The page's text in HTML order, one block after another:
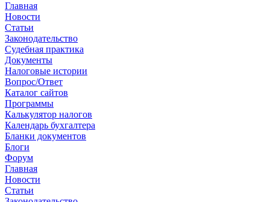
Главная
Новости
Cтатьи
Законодательство
Судебная практика
Документы
Налоговые истории
Вопрос/Ответ
Каталог сайтов
Программы
Калькулятор налогов
Календарь бухгалтера
Бланки документов
Блоги
Форум
Главная
Новости
Cтатьи